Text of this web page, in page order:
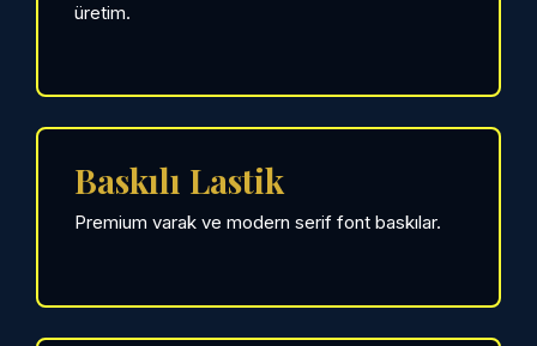
üretim.
Baskılı Lastik
Premium varak ve modern serif font baskılar.